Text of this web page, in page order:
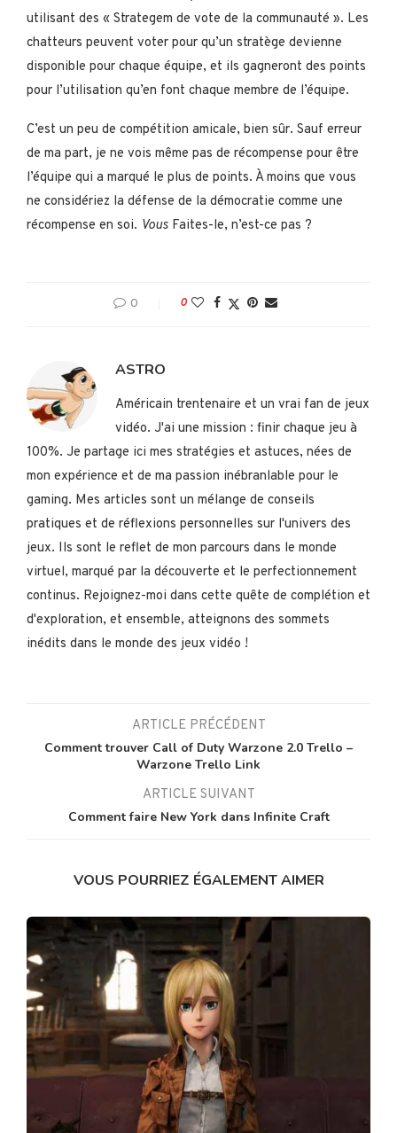
utilisant des « Strategem de vote de la communauté ». Les
chatteurs peuvent voter pour qu’un stratège devienne
disponible pour chaque équipe, et ils gagneront des points
pour l’utilisation qu’en font chaque membre de l’équipe.
C’est un peu de compétition amicale, bien sûr. Sauf erreur
de ma part, je ne vois même pas de récompense pour être
l’équipe qui a marqué le plus de points. À moins que vous
ne considériez la défense de la démocratie comme une
récompense en soi. Vous Faites-le, n’est-ce pas ?
0 0
ASTRO
Américain trentenaire et un vrai fan de jeux
vidéo. J'ai une mission : finir chaque jeu à
100%. Je partage ici mes stratégies et astuces, nées de
mon expérience et de ma passion inébranlable pour le
gaming. Mes articles sont un mélange de conseils
pratiques et de réflexions personnelles sur l'univers des
jeux. Ils sont le reflet de mon parcours dans le monde
virtuel, marqué par la découverte et le perfectionnement
continus. Rejoignez-moi dans cette quête de complétion et
d'exploration, et ensemble, atteignons des sommets
inédits dans le monde des jeux vidéo !
ARTICLE PRÉCÉDENT
Comment trouver Call of Duty Warzone 2.0 Trello –
Warzone Trello Link
ARTICLE SUIVANT
Comment faire New York dans Infinite Craft
VOUS POURRIEZ ÉGALEMENT AIMER